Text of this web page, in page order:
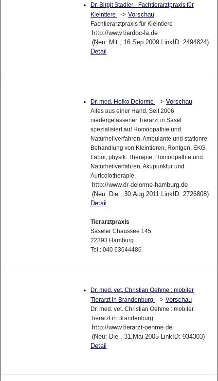
Dr. Birgit Stadler - Fachtierarztpraxis für
Kleintiere
-> Vorschau
Fachtierarztpraxis für Kleintiere
http://www.tierdoc-la.de
(Neu: Mit , 16.Sep 2009 LinkID: 2494824)
Detail
Dr. med. Heiko Delorme -> Vorschau
Alles aus einer Hand. Seit 2006
niedergelassener Tierarzt in Sasel
spezialisiert auf Homöopathie und
Naturheilverfahren. Ambulante und stationre
Behandlung von Kleintieren, Röntgen, EKG,
Labor, physik. Therapie, Homöopathie und
Naturheilverfahren, Akupunktur und
Auricolotherapie.
http://www.dr-delorme-hamburg.de
(Neu: Die , 30.Aug 2011 LinkID: 2726808)
Detail
Tierarztpraxis
Saseler Chaussee 145
22393 Hamburg
Tel.: 040 63644486
Dr. med. vet. Christian Oehme : mobiler
Tierarzt in Brandenburg
-> Vorschau
Dr. med. vet. Christian Oehme : mobiler
Tierarzt in Brandenburg
http://www.tierarzt-oehme.de
(Neu: Die , 31.Mai 2005 LinkID: 934303)
Detail